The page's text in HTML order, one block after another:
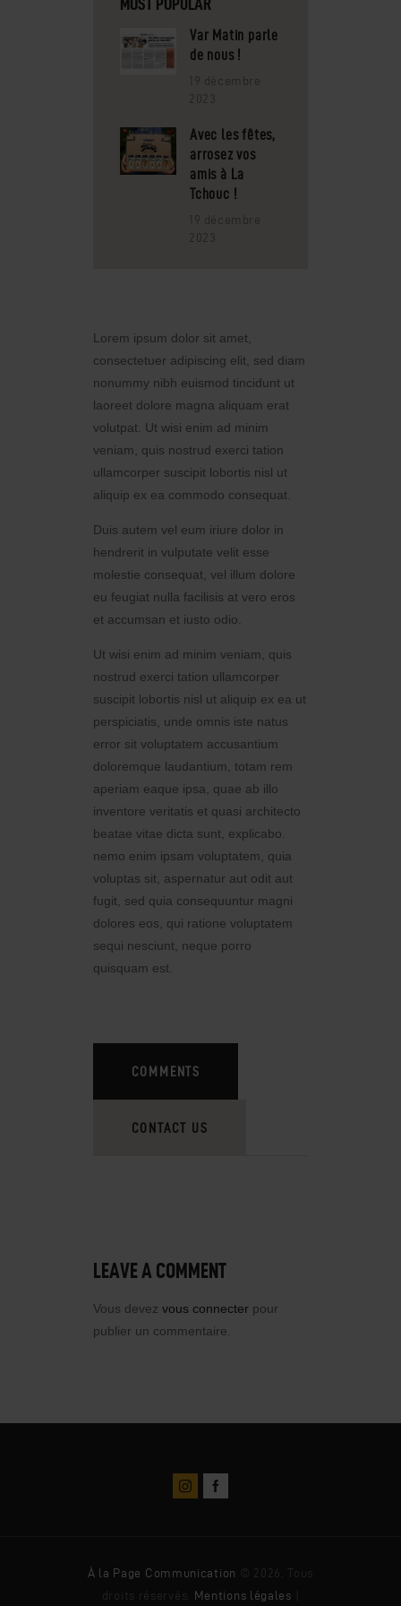
Var Matin parle
de nous !
19 décembre
2023
Avec les fêtes,
arrosez vos
amis à La
Tchouc !
19 décembre
2023
Lorem ipsum dolor sit amet,
consectetuer adipiscing elit, sed diam
nonummy nibh euismod tincidunt ut
laoreet dolore magna aliquam erat
volutpat. Ut wisi enim ad minim
veniam, quis nostrud exerci tation
ullamcorper suscipit lobortis nisl ut
aliquip ex ea commodo consequat.
Duis autem vel eum iriure dolor in
hendrerit in vulputate velit esse
molestie consequat, vel illum dolore
eu feugiat nulla facilisis at vero eros
et accumsan et iusto odio.
Ut wisi enim ad minim veniam, quis
nostrud exerci tation ullamcorper
suscipit lobortis nisl ut aliquip ex ea ut
perspiciatis, unde omnis iste natus
error sit voluptatem accusantium
doloremque laudantium, totam rem
aperiam eaque ipsa, quae ab illo
inventore veritatis et quasi architecto
beatae vitae dicta sunt, explicabo.
nemo enim ipsam voluptatem, quia
voluptas sit, aspernatur aut odit aut
fugit, sed quia consequuntur magni
dolores eos, qui ratione voluptatem
sequi nesciunt, neque porro
quisquam est.
COMMENTS
CONTACT US
LEAVE A COMMENT
Vous devez vous connecter pour
publier un commentaire.
À la Page Communication
© 2026. Tous
droits réservés.
Mentions légales